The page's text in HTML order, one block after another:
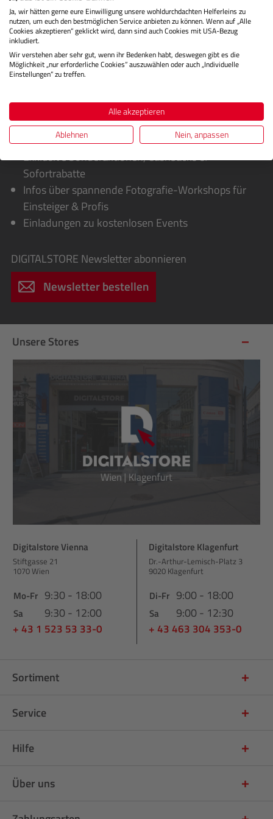
Bewertungen
Sie erhalten von uns:
Exklusive Sonderaktionen, Cashbacks &
Sofortrabatte
Infos über spannende Fotografie-Workshops für
Einsteiger & Profis
Einladungen zu kostenlosen Events
DIGITALSTORE Newsletter abonnieren
Newsletter bestellen
Unsere Stores
Digitalstore Vienna
Stiftgasse 21
1070 Wien
Mo-Fr 9:30 - 18:00
Sa 9:30 - 12:00
+ 43 1 523 53 33-0
Digitalstore Klagenfurt
Dr.-Arthur-Lemisch-Platz 3
9020 Klagenfurt
Di-Fr 9:00 - 18:00
Sa 9:00 - 12:30
+ 43 463 304 353-0
Sortiment
Service
Hilfe
Über uns
Ja, wir hätten gerne eure Einwilligung unsere wohldurchdachten Helferleins zu
nutzen, um euch den bestmöglichen Service anbieten zu können. Wenn auf „Alle
Cookies akzeptieren“ geklickt wird, dann sind auch Cookies mit USA-Bezug
inkludiert.
Wir verstehen aber sehr gut, wenn ihr Bedenken habt, deswegen gibt es die
Möglichkeit „nur erforderliche Cookies“ auszuwählen oder auch „Individuelle
Einstellungen“ zu treffen.
Alle akzeptieren
Ablehnen
Nein, anpassen